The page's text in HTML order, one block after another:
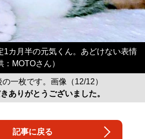
1カ月半の元気くん。あどけない表情
MOTOさん）
一枚です。画像（12/12）
ありがとうございました。
記事に戻る